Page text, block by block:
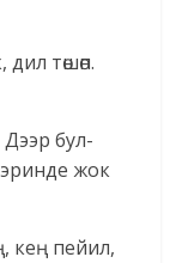
төшөп.
бул-
жок
кең пейил,